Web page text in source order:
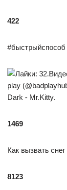
422
#быстрыйспособ
1469
Как вызвать
8123